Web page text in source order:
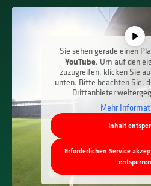
Sie sehen gerade einen
YouTube. Um auf den
zuzugreifen, klicken Sie
unten. Bitte beachten Sie,
Drittanbieter
Mehr
Inhalt
Erforderlichen Service
entsperren